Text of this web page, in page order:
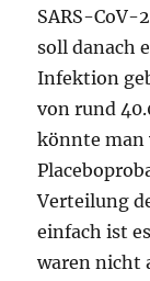
SARS-CoV-
soll danach
Infektion
von rund
könnte man
Verteilung
einfach ist
waren nicht